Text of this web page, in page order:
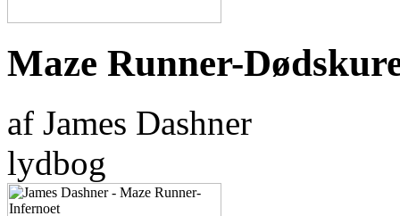
Maze Runner-
af James Dashner
lydbog